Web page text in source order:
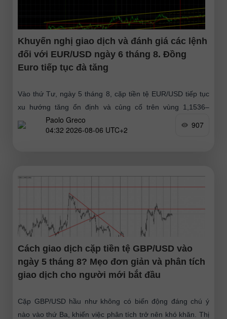
Khuyến nghị giao dịch và đánh giá các lệnh
đối với EUR/USD ngày 6 tháng 8. Đồng
Euro tiếp tục đà tăng
Vào thứ Tư, ngày 5 tháng 8, cặp tiền tệ EUR/USD tiếp tục
xu hướng tăng ổn định và củng cố trên vùng 1,1536–
1,1542. Như đã dự đoán, đà tăng
Paolo Greco
04:32 2026-08-06 UTC+2
907
Cách giao dịch cặp tiền tệ GBP/USD vào
ngày 5 tháng 8? Mẹo đơn giản và phân tích
giao dịch cho người mới bắt đầu
Cặp GBP/USD hầu như không có biến động đáng chú ý
nào vào thứ Ba, khiến việc phân tích trở nên khó khăn. Thị